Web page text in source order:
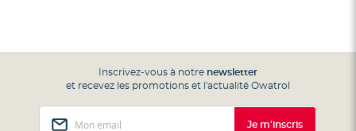
Inscrivez-vous à notre newsletter
et recevez les promotions et l'actualité Owatrol
Je m'inscris